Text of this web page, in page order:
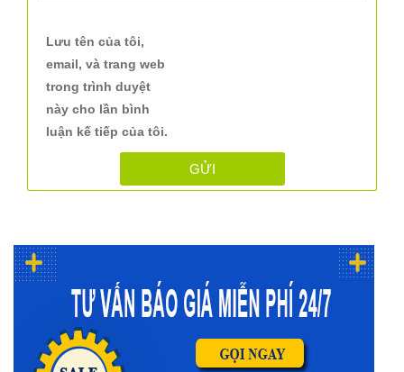
Lưu tên của tôi,
email, và trang web
trong trình duyệt
này cho lần bình
luận kế tiếp của tôi.